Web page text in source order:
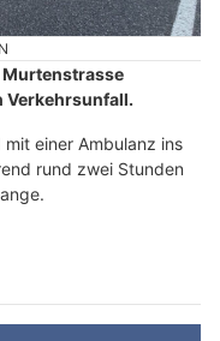
Murtenstrasse
Verkehrsunfall.
einer Ambulanz ins
rund zwei Stunden